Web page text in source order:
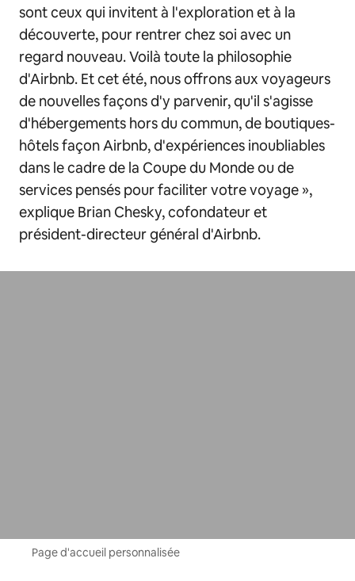
sont ceux qui invitent à l'exploration et à la
découverte, pour rentrer chez soi avec un
regard nouveau. Voilà toute la philosophie
d'Airbnb. Et cet été, nous offrons aux voyageurs
de nouvelles façons d'y parvenir, qu'il s'agisse
d'hébergements hors du commun, de boutiques-
hôtels façon Airbnb, d'expériences inoubliables
dans le cadre de la Coupe du Monde ou de
services pensés pour faciliter votre voyage »,
explique Brian Chesky, cofondateur et
président-directeur général d'Airbnb.
Page d'accueil personnalisée